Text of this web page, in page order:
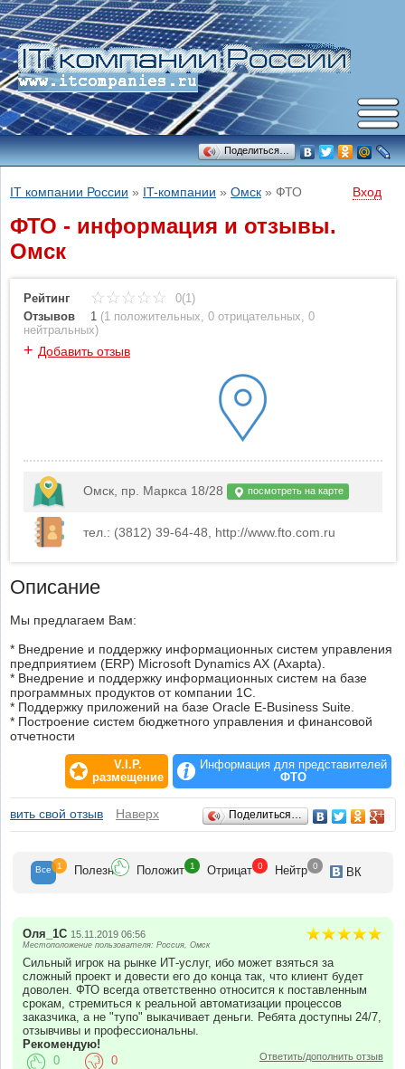
Поделиться…
IT компании России » IT-компании » Омск » ФТО Вход
ФТО - информация и отзывы.
Омск
Рейтинг
0(1)
Отзывов
1 (1 положительных, 0 отрицательных, 0
нейтральных)
+ Добавить отзыв
Омск, пр. Маркса 18/28 посмотреть на карте
тел.: (3812) 39-64-48, http://www.fto.com.ru
Описание
Мы предлагаем Вам:
* Внедрение и поддержку информационных систем управления
предприятием (ERP) Microsoft Dynamics AX (Axapta).
* Внедрение и поддержку информационных систем на базе
программных продуктов от компании 1С.
* Поддержку приложений на базе Oracle E-Business Suite.
* Построение систем бюджетного управления и финансовой
отчетности
V.I.P.
размещение
Информация для представителей
ФТО
Отзывы
свой отзыв Наверх Поделиться…
Все 1 Полезн Положит 1 Отрицат 0 Нейтр 0 ВК
Оля_1С 15.11.2019 06:56
Местоположение пользователя: Россия, Омск
Сильный игрок на рынке ИТ-услуг, ибо может взяться за
сложный проект и довести его до конца так, что клиент будет
доволен. ФТО всегда ответственно относится к поставленным
срокам, стремиться к реальной автоматизации процессов
заказчика, а не "тупо" выкачивает деньги. Ребята доступны 24/7,
отзывчивы и профессиональны.
Рекомендую!
Ответить/дополнить отзыв
0 0